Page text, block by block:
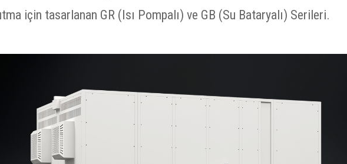
için tasarlanan GR (Isı Pompalı) ve GB (Su Bataryalı) Serileri.